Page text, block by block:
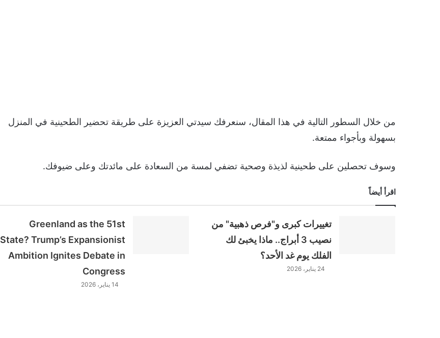
من خلال السطور التالية في هذا المقال، سنعرفك سيدتي العزيزة على طريقة تحضير الطحينية في المنزل
بسهولة وبأجواء ممتعة.
وسوف تحصلين على طحينية لذيذة وصحية تضفي لمسة من السعادة على مائدتك وعلى ضيوفك.
اقرأ أيضاً
تغييرات كبرى و"فرص ذهبية" من
نصيب 3 أبراج.. ماذا يخبئ لك
الفلك يوم غد الأحد؟
24 يناير، 2026
Greenland as the 51st
State? Trump’s Expansionist
Ambition Ignites Debate in
Congress
14 يناير، 2026